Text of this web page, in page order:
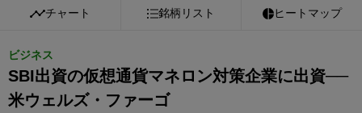
チャート 銘柄リスト ヒートマップ
ビジネス
SBI出資の仮想通貨マネロン対策企業に出資──
米ウェルズ・ファーゴ